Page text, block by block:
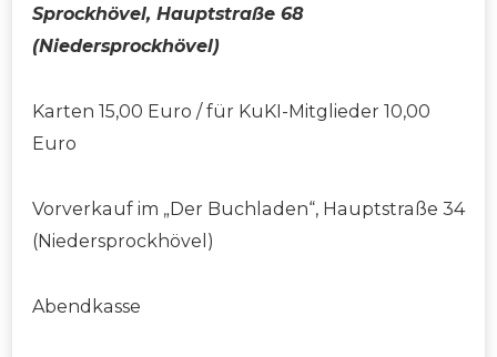
Sprockhövel, Hauptstraße 68
(Niedersprockhövel)
Karten 15,00 Euro / für KuKI-Mitglieder 10,00
Euro
Vorverkauf im „Der Buchladen“, Hauptstraße 34
(Niedersprockhövel)
Abendkasse